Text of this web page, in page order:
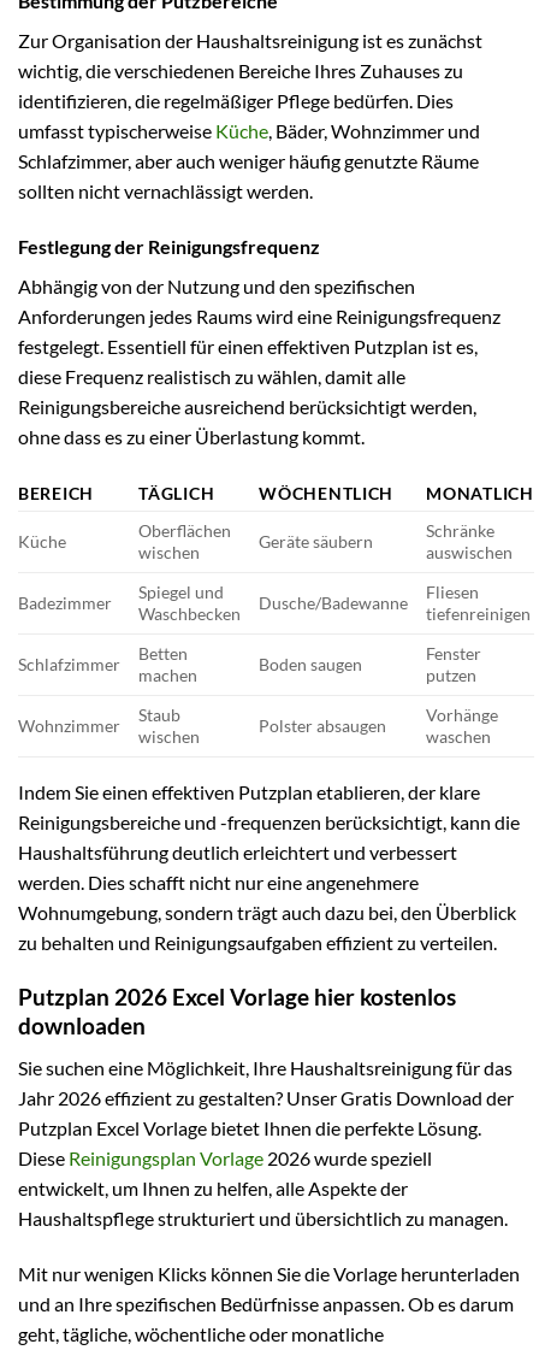
Zur Organisation der Haushaltsreinigung ist es zunächst
wichtig, die verschiedenen Bereiche Ihres Zuhauses zu
identifizieren, die regelmäßiger Pflege bedürfen. Dies
umfasst typischerweise Küche, Bäder, Wohnzimmer und
Schlafzimmer, aber auch weniger häufig genutzte Räume
sollten nicht vernachlässigt werden.
Festlegung der Reinigungsfrequenz
Abhängig von der Nutzung und den spezifischen
Anforderungen jedes Raums wird eine Reinigungsfrequenz
festgelegt. Essentiell für einen effektiven Putzplan ist es,
diese Frequenz realistisch zu wählen, damit alle
Reinigungsbereiche ausreichend berücksichtigt werden,
ohne dass es zu einer Überlastung kommt.
BEREICH TÄGLICH WÖCHENTLICH MONATLICH
Küche
Oberflächen
wischen
Geräte säubern
Schränke
auswischen
Badezimmer
Spiegel und
Waschbecken
Dusche/Badewanne
Fliesen
tiefenreinigen
Schlafzimmer
Betten
machen
Boden saugen
Fenster
putzen
Wohnzimmer
Staub
wischen
Polster absaugen
Vorhänge
waschen
Indem Sie einen effektiven Putzplan etablieren, der klare
Reinigungsbereiche und -frequenzen berücksichtigt, kann die
Haushaltsführung deutlich erleichtert und verbessert
werden. Dies schafft nicht nur eine angenehmere
Wohnumgebung, sondern trägt auch dazu bei, den Überblick
zu behalten und Reinigungsaufgaben effizient zu verteilen.
Putzplan 2026 Excel Vorlage hier kostenlos
downloaden
Sie suchen eine Möglichkeit, Ihre Haushaltsreinigung für das
Jahr 2026 effizient zu gestalten? Unser Gratis Download der
Putzplan Excel Vorlage bietet Ihnen die perfekte Lösung.
Diese Reinigungsplan Vorlage 2026 wurde speziell
entwickelt, um Ihnen zu helfen, alle Aspekte der
Haushaltspflege strukturiert und übersichtlich zu managen.
Mit nur wenigen Klicks können Sie die Vorlage herunterladen
und an Ihre spezifischen Bedürfnisse anpassen. Ob es darum
geht, tägliche, wöchentliche oder monatliche